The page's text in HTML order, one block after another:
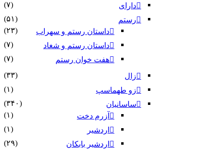
دارای
(۷)
رستم
(۵۱)
داستان رستم و سهراب
(۲۳)
داستان رستم و شغاد
(۷)
هفت خوان رستم‏
(۷)
زال
(۳۳)
زو طهماسپ‏
(۱)
ساسانیان
(۳۴۰)
آزرم دخت
(۱)
اردشیر
(۱)
اردشیر بابکان
(۲۹)